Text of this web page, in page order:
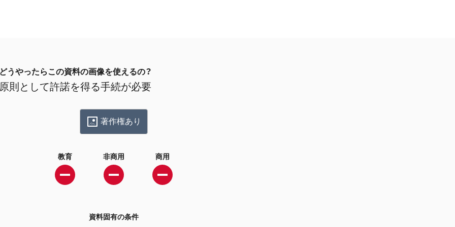
どうやったらこの資料の画像を使えるの？
原則として許諾を得る手続が必要
著作権あり
教育 非商用 商用
資料固有の条件